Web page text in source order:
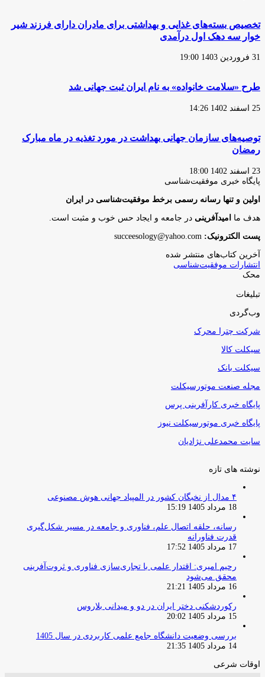
تخصیص بسته‌های غذایی و بهداشتی برای مادران دارای فرزند شیر
خوار سه دهک اول درآمدی
31 فروردین 1403 19:00
طرح «سلامت خانواده» به نام ایران ثبت جهانی شد
25 اسفند 1402 14:26
توصیه‌های سازمان جهانی بهداشت در مورد تغذیه در ماه مبارک
رمضان
23 اسفند 1402 18:00
پایگاه‌ خبری موفقیت‌شناسی
اولین و تنها رسانه رسمی برخط موفقیت‌شناسی در ایران
هدف ما امیدآفرینی در جامعه و ایجاد حس خوب و مثبت است.
پست الکترونیک:
آخرین کتاب‌های منتشر شده
انتشارات موفقیت‌شناسی
محک
تبلیغات
وب‌گردی
شرکت چترا محرک
سیکلت کالا
سیکلت بانک
مجله صنعت موتورسیکلت
پایگاه خبری کارآفرینی پرس
پایگاه خبری موتورسیکلت نیوز
سایت محمدعلی نژادیان
نوشته های تازه
۴ مدال از نخبگان کشور در المپیاد جهانی هوش مصنوعی
18 مرداد 1405 15:19
رسانه، حلقه اتصال علم، فناوری و جامعه در مسیر شکل‌گیری
قدرت فناورانه
17 مرداد 1405 17:52
رحیم امیری: اقتدار علمی با تجاری‌سازی فناوری و ثروت‌آفرینی
محقق می‌شود
16 مرداد 1405 21:21
رکوردشکنی دختر ایران در دو و میدانی بلاروس
15 مرداد 1405 20:02
بررسی وضعیت دانشگاه جامع علمی کاربردی در سال 1405
14 مرداد 1405 21:35
اوقات شرعی